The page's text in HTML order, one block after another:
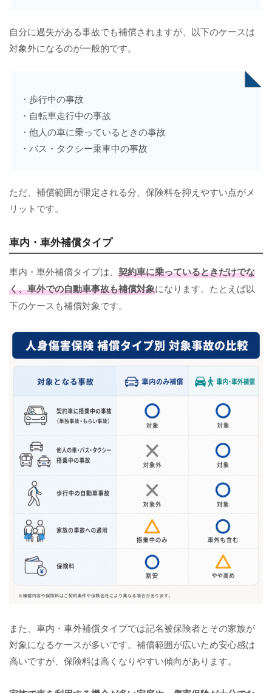
自分に過失がある事故でも補償されますが、以下のケースは
対象外になるのが一般的です。
・歩行中の事故
・自転車走行中の事故
・他人の車に乗っているときの事故
・バス・タクシー乗車中の事故
ただ、補償範囲が限定される分、保険料を抑えやすい点がメ
リットです。
車内・車外補償タイプ
車内・車外補償タイプは、 契約車に乗っているときだけでな
く、車外での自動車事故も補償対象になります。たとえば以
下のケースも補償対象です。
また、車内・車外補償タイプでは記名被保険者とその家族が
対象になるケースが多いです。補償範囲が広いため安心感は
高いですが、保険料は高くなりやすい傾向があります。